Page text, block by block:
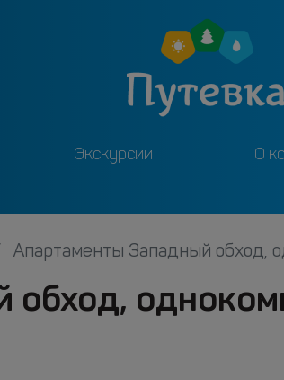
Экскурсии О
Апартаменты Западный обход,